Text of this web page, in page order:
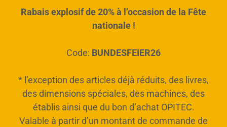
principal
Rabais explosif de 20% à l’occasion de la Fête
nationale !
Code: BUNDESFEIER26
* l’exception des articles déjà réduits, des livres,
des dimensions spéciales, des machines, des
établis ainsi que du bon d’achat OPITEC.
Valable à partir d’un montant de commande de